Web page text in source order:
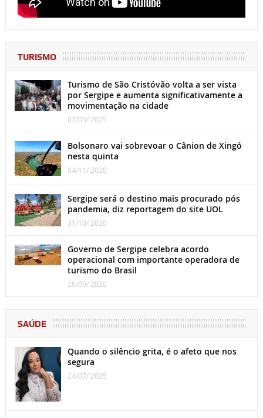
TURISMO
Turismo de São Cristóvão volta a ser vista
por Sergipe e aumenta significativamente a
movimentação na cidade
07/05/ 2025
Bolsonaro vai sobrevoar o Cânion de Xingó
nesta quinta
04/11/ 2020
Sergipe será o destino mais procurado pós
pandemia, diz reportagem do site UOL
31/10/ 2020
Governo de Sergipe celebra acordo
operacional com importante operadora de
turismo do Brasil
28/09/ 2020
SAÚDE
Quando o silêncio grita, é o afeto que nos
segura
24/07/ 2025